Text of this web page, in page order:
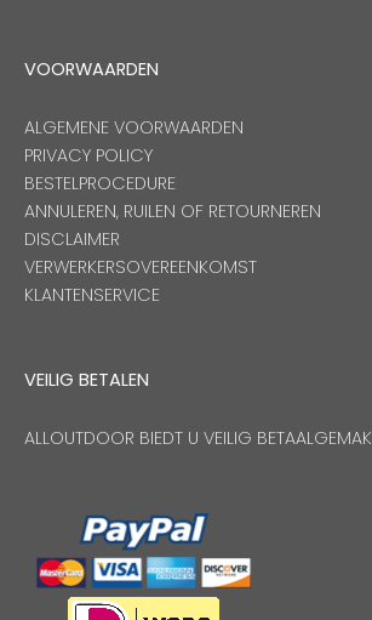
VOORWAARDEN
ALGEMENE VOORWAARDEN
PRIVACY POLICY
BESTELPROCEDURE
ANNULEREN, RUILEN OF RETOURNEREN
DISCLAIMER
VERWERKERSOVEREENKOMST
KLANTENSERVICE
VEILIG BETALEN
ALLOUTDOOR BIEDT U VEILIG BETAALGEMAK